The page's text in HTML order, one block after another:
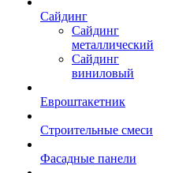
Сайдинг
Сайдинг
металлический
Сайдинг
виниловый
Евроштакетник
Строительные смеси
Фасадные панели